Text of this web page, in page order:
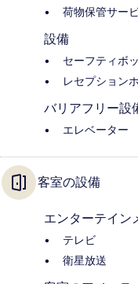
荷物保管サー
設備
セーフティボ
レセプション
バリアフリー設
エレベーター
客室の設備
エンターテイン
テレビ
衛星放送